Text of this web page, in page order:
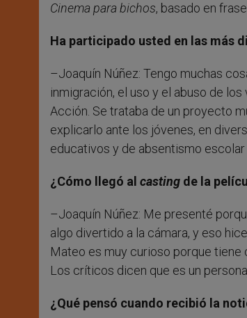
Cinema para bichos, basado en
Ha participado usted en las más
–Joaquín Núñez: Tengo muchas
inmigración, el uso y el abuso de
Acción. Se trataba de un proyecto
explicarlo ante los jóvenes, en
educativos y de absentismo escolar
¿Cómo llegó al casting de la
–Joaquín Núñez: Me presenté
algo divertido a la cámara, y eso
Mateo es muy curioso porque tiene
Los críticos dicen que es un
¿Qué pensó cuando recibió la